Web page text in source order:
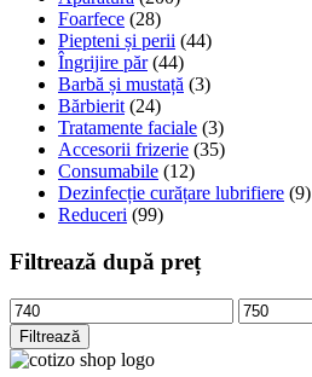
Foarfece (28)
Piepteni și perii (44)
Îngrijire păr (44)
Barbă și mustață (3)
Bărbierit (24)
Tratamente faciale (3)
Accesorii frizerie (35)
Consumabile (12)
Dezinfecție curățare lubrifiere (9)
Reduceri (99)
Filtrează după preț
Preț
minim
Preț
maxim
Filtrează